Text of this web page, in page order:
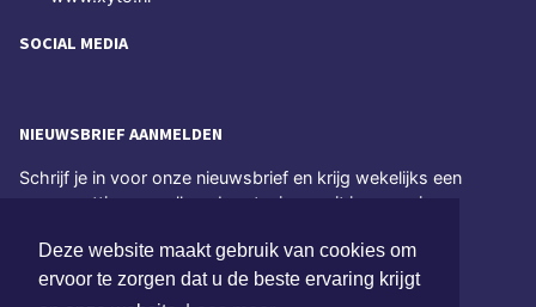
Deze website maakt gebruik van cookies om
ervoor te zorgen dat u de beste ervaring krijgt
SOCIAL MEDIA
NIEUWSBRIEF AANMELDEN
Schrijf je in voor onze nieuwsbrief en krijg wekelijks een
samenvatting van alle gebeurtenissen uit jouw regio.
Aanmelden